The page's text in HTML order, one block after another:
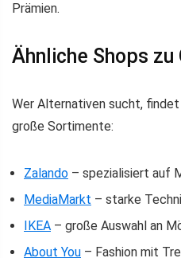
Prämien.
Ähnliche Shops zu
Wer Alternativen sucht,
große Sortimente:
Zalando – spezialisiert auf
MediaMarkt – starke
IKEA – große Auswahl an
About You – Fashion mit